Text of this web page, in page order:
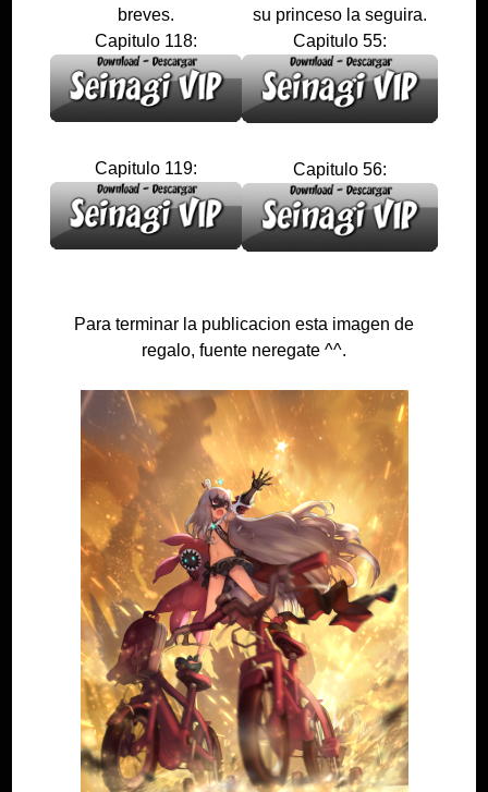
breves.
su princeso la seguira.
Capitulo 118:
Capitulo 119:
Capitulo 55:
Capitulo 56:
Para terminar la publicacion esta imagen de
regalo, fuente neregate ^^.